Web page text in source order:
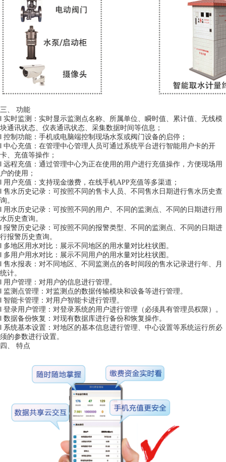
三、 功能
l 实时监测 ： 实时显示监测点名称、所属单位、瞬时值、累计值、无线模
块通讯状态、仪表通讯状态、采集数据时间等信息；
l 控制功能 ： 手机或电脑端控制现场水泵或阀门设备的启停；
l 中心充值 ： 在管理中心管理人员可通过系统平台进行智能用户卡的开
卡、充值等操作；
l 远程充值 ： 通过管理中心为正在使用的用户进行充值操作，方便现场用
户的使用；
l 用户充值： 支持现金缴费，在线手机APP充值等多渠道；
l 售水历史记录 ： 可按照不同的售卡人员、不同售水日期进行售水历史查
询。
l 用水历史记录 ： 可按照不同的用户、不同的监测点、不同的日期进行用
水历史查询。
l 报警历史记录 ： 可按照不同的报警类型、不同的监测点、不同的日期进
行报警历史查询。
l 多地区用水对比 ： 展示不同地区的用水量对比柱状图。
l 多用户用水对比 ： 展示不同用户的用水量对比柱状图。
l 售水报表 ： 对不同地区、不同监测点的各时间段的售水记录进行年、月
统计。
l 用户管理 ： 对用户的信息进行管理。
l 监测点管理 ： 对监测点的数据传输模块和设备等进行管理。
l 智能卡管理 ： 对用户智能卡进行管理。
l 登录用户管理 ： 对登录系统的用户进行管理（必须具有管理员权限）。
l 数据备份恢复 ： 对现有数据库进行备份和恢复操作。
l 系统基本设置 ： 对地区的基本信息进行管理、中心设置等系统运行所必
须的参数进行设置。
四、 特点